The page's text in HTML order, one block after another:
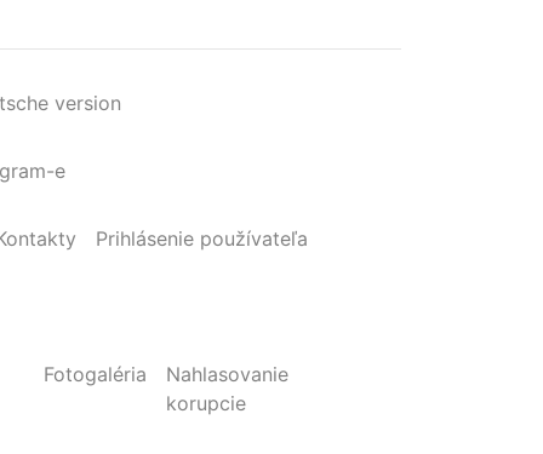
version
e
Prihlásenie používateľa
Fotogaléria
Nahlasovanie
korupcie